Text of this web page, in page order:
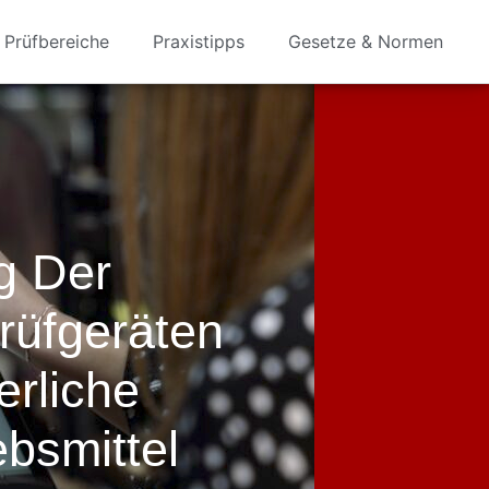
Prüfbereiche Praxistipps Gesetze & Normen
Der